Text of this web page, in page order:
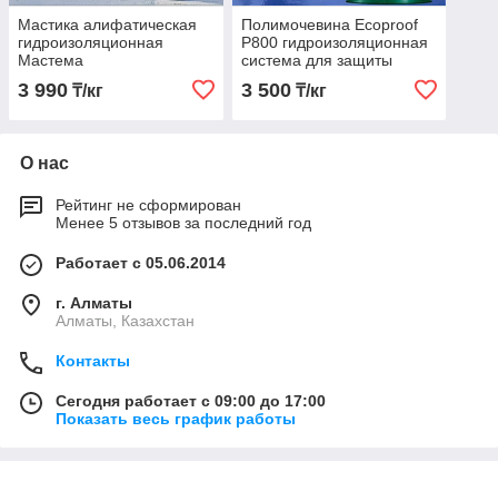
Мастика алифатическая
гидроизоляционная
Мастема
3 990 ₸/кг
Полимочевина Ecoproof
P800 гидроизоляционная
система для защиты
бетона и металла
3 500₸/кг
О нас
Рейтинг не сформирован
Менее 5 отзывов за последний год
Работает с 05.06.2014
г. Алматы
Алматы, Казахстан
Контакты
Сегодня работает с 09:00 до 17:00
Показать весь график работы